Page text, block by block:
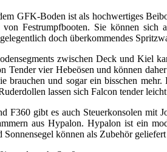
GFK-Boden ist als hochwertiges
Festrumpfbooten. Sie können
doch überkommendes
zwischen Deck und Kiel
Tender vier Hebeösen und können
brauchen und sogar ein bisschen
lassen sich Falcon tender
F360 gibt es auch Steuerkonsolen mit
aus Hypalon. Hypalon ist ein
können als Zubehör